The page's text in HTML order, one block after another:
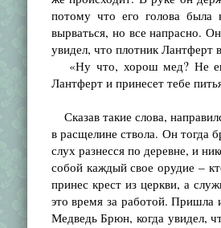
потому что его голова была
вырваться, но все напрасно.
увидел, что плотник
«Ну что, хорош мед? Не
Лантферт и принесет тебе
Сказав такие слова,
в расщелине ствола. Он тогда
слух разнесся по деревне, и
собой каждый свое орудие –
принес крест из церкви, а
это время за работой. Пришла
Медведь Брюн, когда увидел,